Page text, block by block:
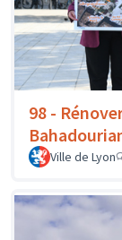
98 -
Ville de Lyon